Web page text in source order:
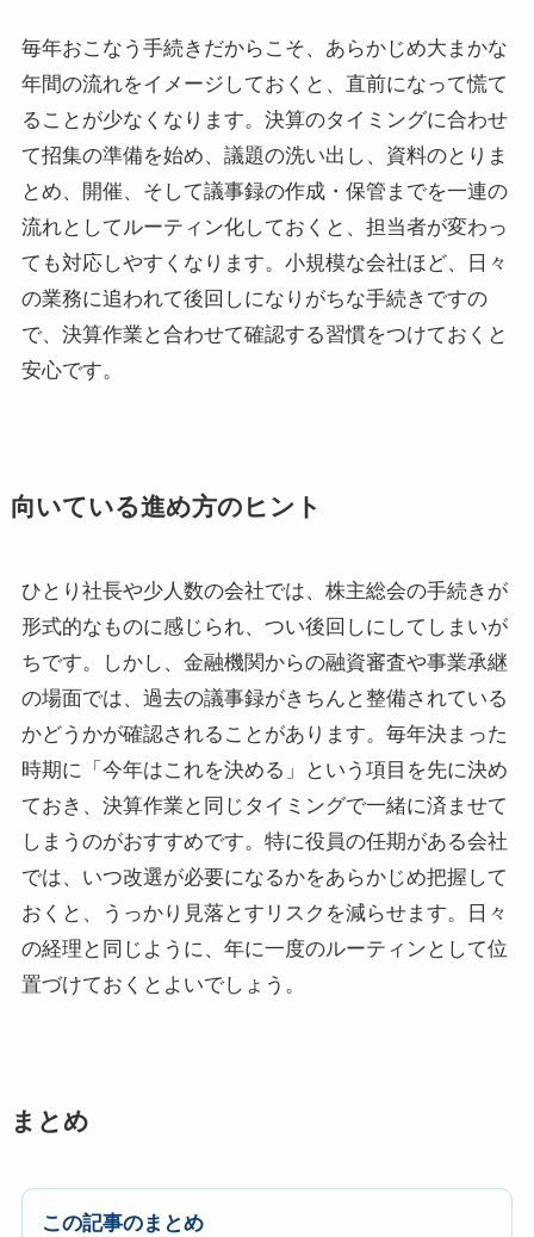
毎年おこなう手続きだからこそ、あらかじめ大まかな
年間の流れをイメージしておくと、直前になって慌て
ることが少なくなります。決算のタイミングに合わせ
て招集の準備を始め、議題の洗い出し、資料のとりま
とめ、開催、そして議事録の作成・保管までを一連の
流れとしてルーティン化しておくと、担当者が変わっ
ても対応しやすくなります。小規模な会社ほど、日々
の業務に追われて後回しになりがちな手続きですの
で、決算作業と合わせて確認する習慣をつけておくと
安心です。
向いている進め方のヒント
ひとり社長や少人数の会社では、株主総会の手続きが
形式的なものに感じられ、つい後回しにしてしまいが
ちです。しかし、金融機関からの融資審査や事業承継
の場面では、過去の議事録がきちんと整備されている
かどうかが確認されることがあります。毎年決まった
時期に「今年はこれを決める」という項目を先に決め
ておき、決算作業と同じタイミングで一緒に済ませて
しまうのがおすすめです。特に役員の任期がある会社
では、いつ改選が必要になるかをあらかじめ把握して
おくと、うっかり見落とすリスクを減らせます。日々
の経理と同じように、年に一度のルーティンとして位
置づけておくとよいでしょう。
まとめ
この記事のまとめ